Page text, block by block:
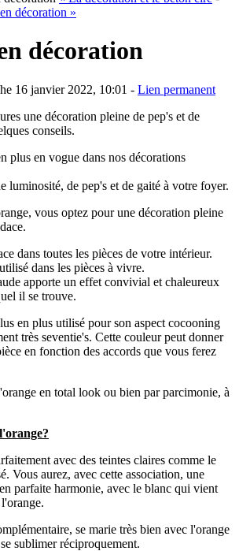
décoration »
décoration
16 janvier 2022, 10:01 - Lien permanent
une décoration pleine de pep's et de
conseils.
plus en vogue dans nos décorations
luminosité, de pep's et de gaité à votre foyer.
vous optez pour une décoration pleine
dans toutes les pièces de votre intérieur.
dans les pièces à vivre.
apporte un effet convivial et chaleureux
il se trouve.
en plus utilisé pour son aspect cocooning
très seventie's. Cette couleur peut donner
en fonction des accords que vous ferez
en total look ou bien par parcimonie, à
avec des teintes claires comme le
Vous aurez, avec cette association, une
parfaite harmonie, avec le blanc qui vient
se marie très bien avec l'orange
sublimer réciproquement.